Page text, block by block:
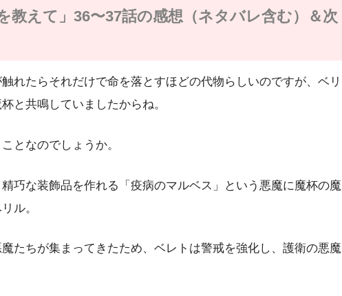
教えて」36〜37話の感想（ネタバレ含む）＆次
れたらそれだけで命を落とすほどの代物らしいのですが、ベリ
と共鳴していましたからね。
となのでしょうか。
巧な装飾品を作れる「疫病のマルベス」という悪魔に魔杯の魔
ル。
たちが集まってきたため、ベレトは警戒を強化し、護衛の悪魔